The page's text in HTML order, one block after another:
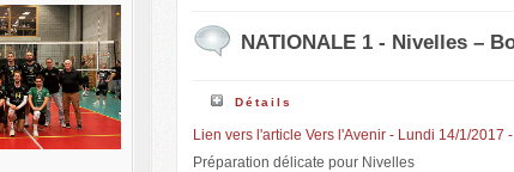
NATIONALE 1 - Nivelles –
Détails
Lien vers l'article Vers l'Avenir - Lundi 14/1/2017
Préparation délicate pour Nivelles